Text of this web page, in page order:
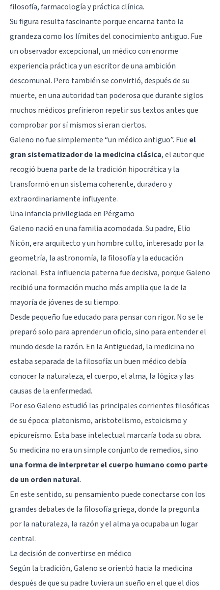
filosofía, farmacología y práctica clínica.
Su figura resulta fascinante porque encarna tanto la
grandeza como los límites del conocimiento antiguo. Fue
un observador excepcional, un médico con enorme
experiencia práctica y un escritor de una ambición
descomunal. Pero también se convirtió, después de su
muerte, en una autoridad tan poderosa que durante siglos
muchos médicos prefirieron repetir sus textos antes que
comprobar por sí mismos si eran ciertos.
Galeno no fue simplemente “un médico antiguo”. Fue el
gran sistematizador de la medicina clásica, el autor que
recogió buena parte de la tradición hipocrática y la
transformó en un sistema coherente, duradero y
extraordinariamente influyente.
Una infancia privilegiada en Pérgamo
Galeno nació en una familia acomodada. Su padre, Elio
Nicón, era arquitecto y un hombre culto, interesado por la
geometría, la astronomía, la filosofía y la educación
racional. Esta influencia paterna fue decisiva, porque Galeno
recibió una formación mucho más amplia que la de la
mayoría de jóvenes de su tiempo.
Desde pequeño fue educado para pensar con rigor. No se le
preparó solo para aprender un oficio, sino para entender el
mundo desde la razón. En la Antigüedad, la medicina no
estaba separada de la filosofía: un buen médico debía
conocer la naturaleza, el cuerpo, el alma, la lógica y las
causas de la enfermedad.
Por eso Galeno estudió las principales corrientes filosóficas
de su época: platonismo, aristotelismo, estoicismo y
epicureísmo. Esta base intelectual marcaría toda su obra.
Su medicina no era un simple conjunto de remedios, sino
una forma de interpretar el cuerpo humano como parte
de un orden natural.
En este sentido, su pensamiento puede conectarse con los
grandes debates de lafilosofía griega, donde la pregunta
por la naturaleza, la razón y el alma ya ocupaba un lugar
central.
La decisión de convertirse en médico
Según la tradición, Galeno se orientó hacia la medicina
después de que su padre tuviera un sueño en el que el dios